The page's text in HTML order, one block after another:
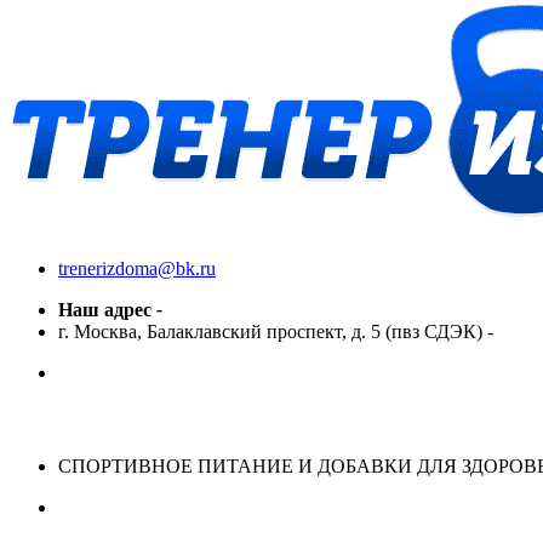
trenerizdoma@bk.ru
Наш адрес -
г. Москва, Балаклавский проспект, д. 5 (пвз СДЭК) -
СПОРТИВНОЕ ПИТАНИЕ И ДОБАВКИ ДЛЯ